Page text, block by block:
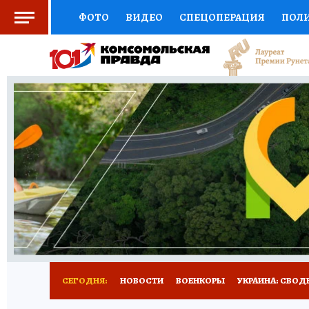
ФОТО ВИДЕО СПЕЦОПЕРАЦИЯ
СОЦПОДДЕРЖКА НАУКА СПОРТ
ОТКРЫВАЕМ МИР СЕМЬЯ ЖЕНСКИЕ
СЕРИАЛЫ СПЕЦПРОЕКТЫ ДЕФИЦИТ
КОНКУРСЫ ГИД ПОТРЕБИТЕЛЯ ВСЕ О
СЕГОДНЯ: НОВОСТИ ВОЕНКОРЫ УКРАИНА: